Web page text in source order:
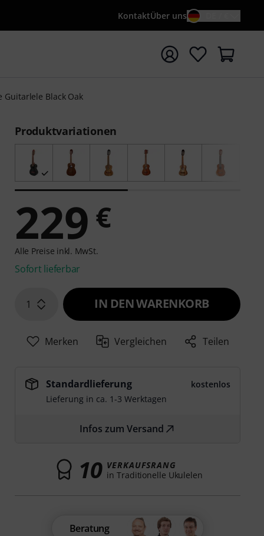
KontaktÜber uns
mit Suchwort {searchTerm} starten
Guitarlele Black Oak
Produktvariationen
229 €
Alle Preise inkl. MwSt.
Sofort lieferbar
1 IN DEN WARENKORB
Merken Vergleichen Teilen
Standardlieferung
kostenlos
Lieferung in ca. 1-3 Werktagen
Infos zum Versand
10 VERKAUFSRANG
in Traditionelle Ukulelen
Beratung